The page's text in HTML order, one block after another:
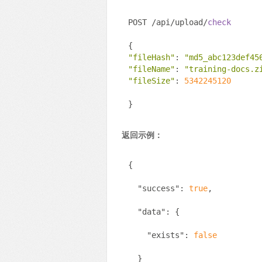
POST /api/upload/check
{
"fileHash" :
"fileName" : "training-
"fileSize" : 5342245120
}
返回示例：
{
"success" : true,
"data" : {
"exists" : false
  }